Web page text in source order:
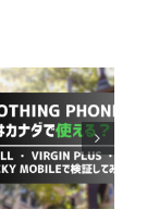
【2025年版】ボ
ストンキャリア
フォーラムでの
電話対応対策｜
海外から日本企
業へスムーズに